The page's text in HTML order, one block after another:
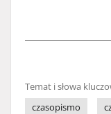
Temat i słowa
czasopismo